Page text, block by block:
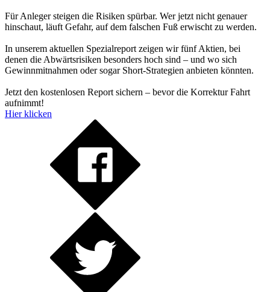
Für Anleger steigen die Risiken spürbar. Wer jetzt nicht genauer
hinschaut, läuft Gefahr, auf dem falschen Fuß erwischt zu werden.
In unserem aktuellen Spezialreport zeigen wir fünf Aktien, bei
denen die Abwärtsrisiken besonders hoch sind – und wo sich
Gewinnmitnahmen oder sogar Short-Strategien anbieten könnten.
Jetzt den kostenlosen Report sichern – bevor die Korrektur Fahrt
aufnimmt!
Hier klicken